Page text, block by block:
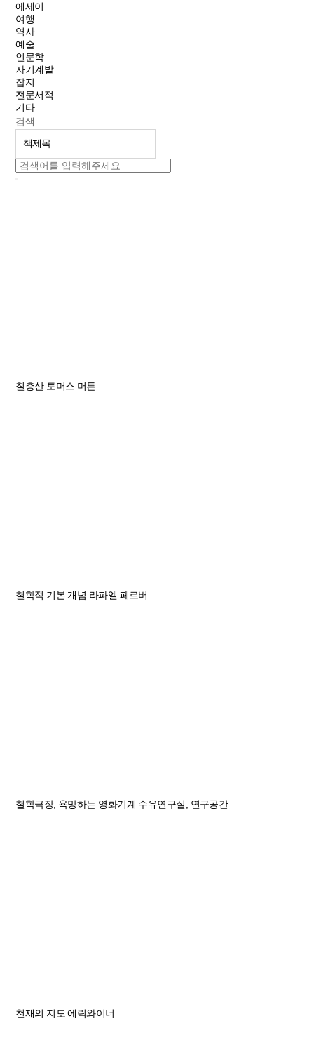
에세이
여행
역사
예술
인문학
자기계발
잡지
전문서적
기타
검색
칠층산 토머스 머튼
철학적 기본 개념 라파엘 페르버
철학극장, 욕망하는 영화기계 수유연구실, 연구공간
천재의 지도에릭와이너